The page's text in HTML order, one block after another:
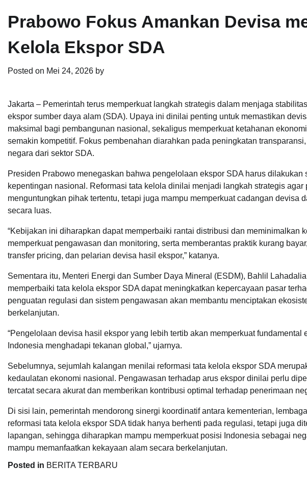
Prabowo Fokus Amankan Devisa
Kelola Ekspor SDA
Posted on Mei 24, 2026 by
Jakarta – Pemerintah terus memperkuat langkah strategis dalam menjaga
ekspor sumber daya alam (SDA). Upaya ini dinilai penting untuk memastikan
maksimal bagi pembangunan nasional, sekaligus memperkuat ketahanan
semakin kompetitif. Fokus pembenahan diarahkan pada peningkatan
negara dari sektor SDA.
Presiden Prabowo menegaskan bahwa pengelolaan ekspor SDA harus dilakukan
kepentingan nasional. Reformasi tata kelola dinilai menjadi langkah strategis
menguntungkan pihak tertentu, tetapi juga mampu memperkuat cadangan devisa
secara luas.
“Kebijakan ini diharapkan dapat memperbaiki rantai distribusi dan meminimalkan
memperkuat pengawasan dan monitoring, serta memberantas praktik kurang
transfer pricing, dan pelarian devisa hasil ekspor,” katanya.
Sementara itu, Menteri Energi dan Sumber Daya Mineral (ESDM), Bahlil
memperbaiki tata kelola ekspor SDA dapat meningkatkan kepercayaan pasar
penguatan regulasi dan sistem pengawasan akan membantu menciptakan
berkelanjutan.
“Pengelolaan devisa hasil ekspor yang lebih tertib akan memperkuat
Indonesia menghadapi tekanan global,” ujarnya.
Sebelumnya, sejumlah kalangan menilai reformasi tata kelola ekspor SDA
kedaulatan ekonomi nasional. Pengawasan terhadap arus ekspor dinilai perlu
tercatat secara akurat dan memberikan kontribusi optimal terhadap penerimaan
Di sisi lain, pemerintah mendorong sinergi koordinatif antara kementerian,
reformasi tata kelola ekspor SDA tidak hanya berhenti pada regulasi, tetapi juga
lapangan, sehingga diharapkan mampu memperkuat posisi Indonesia sebagai
mampu memanfaatkan kekayaan alam secara berkelanjutan.
Posted in BERITA TERBARU